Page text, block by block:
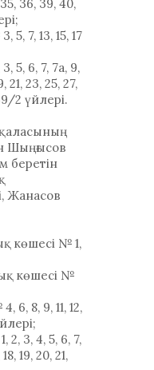
36, 39, 40,
7, 13, 15, 17
5, 6, 7, 7а, 9,
21, 23, 25, 27,
2 үйлері.
Шыңғысов
беретін
Жанасов
көшесі № 1,
көшесі №
6, 8, 9, 11, 12,
2, 3, 4, 5, 6, 7,
18, 19, 20, 21,